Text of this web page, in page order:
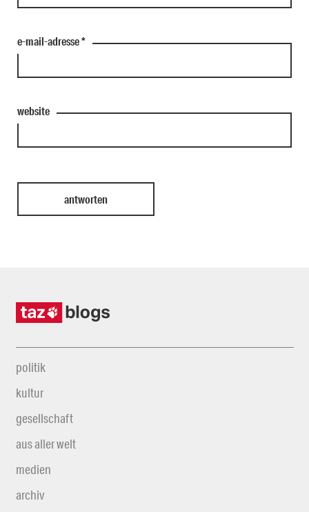
e-mail-adresse*
website
politik
kultur
gesellschaft
aus aller welt
medien
archiv